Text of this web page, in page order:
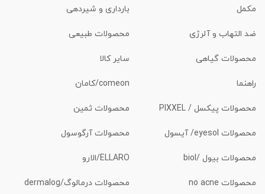
مکمل بارداری و شیردهی
ضد التهاب و آلرژی محصولات طبیعی
محصولات گیاهی سایر کالا
راهنما comeon/کامان
محصولات پیکسل / PIXXEL محصولات ثمین
محصولات eyesol/ آیسول محصولات آرگوسول
محصولات بیول /biol ELLARO/الارو
محصولات no acne محصولات درمالوگ/dermalog